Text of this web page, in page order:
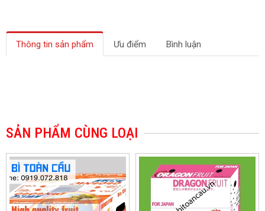
Thông tin sản phẩm Ưu điểm Bình luận
SẢN PHẨM CÙNG LOẠI